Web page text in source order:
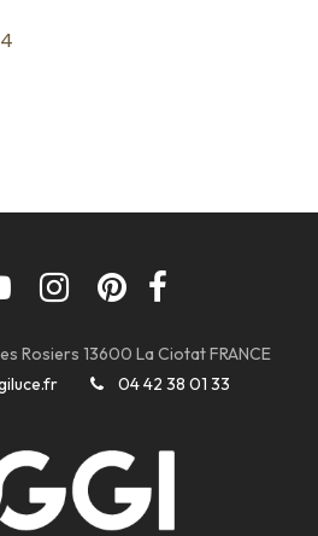
Rosiers 13600 La Ciotat FRANCE
04 42 38 01 33